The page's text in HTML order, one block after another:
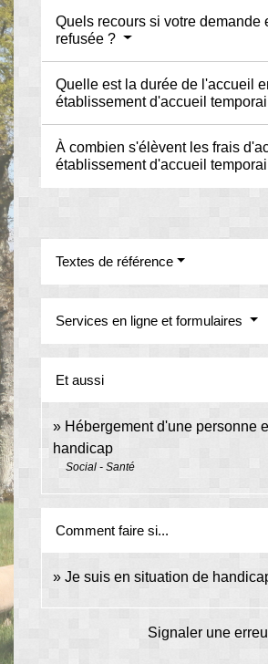
Quels recours si votre demande
refusée ?
Quelle est la durée de l'accueil
établissement d'accueil
À combien s'élèvent les frais
établissement d'accueil
Textes de référence
Services en ligne et formulaires
Et aussi
Hébergement d'une personne
handicap
Social - Santé
Comment faire si...
Je suis en situation de
Signaler une